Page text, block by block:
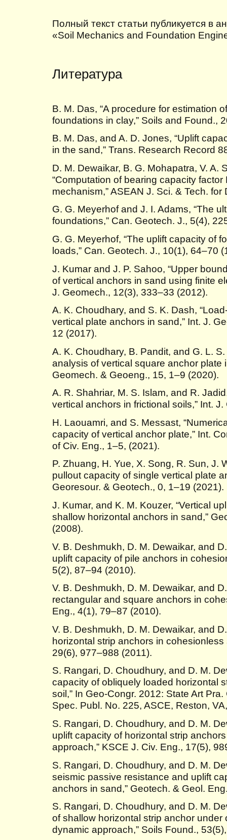
Полный текст статьи публикуется в
«Soil Mechanics and Foundation
Литература
B. M. Das, “A procedure for estimation
foundations in clay,” Soils and Found.,
B. M. Das, and A. D. Jones, “Uplift
in the sand,” Trans. Research Record
D. M. Dewaikar, B. G. Mohapatra, V. A.
“Computation of bearing capacity
mechanism,” ASEAN J. Sci. & Tech.
G. G. Meyerhof and J. I. Adams, “The
foundations,” Can. Geotech. J., 5(4),
G. G. Meyerhof, “The uplift capacity of
loads,” Can. Geotech. J., 10(1), 64–70
J. Kumar and J. P. Sahoo, “Upper
of vertical anchors in sand using finite
J. Geomech., 12(3), 333–33 (2012).
A. K. Choudhary, and S. K. Dash,
vertical plate anchors in sand,” Int. J.
12 (2017).
A. K. Choudhary, B. Pandit, and G. L.
analysis of vertical square anchor plate
Geomech. & Geoeng., 15, 1–9 (2020).
A. R. Shahriar, M. S. Islam, and R.
vertical anchors in frictional soils,” Int.
H. Laouamri, and S. Messast,
capacity of vertical anchor plate,” Int.
of Civ. Eng., 1–5, (2021).
P. Zhuang, H. Yue, X. Song, R. Sun, J.
pullout capacity of single vertical plate
Georesour. & Geotech., 0, 1–19 (2021).
J. Kumar, and K. M. Kouzer, “Vertical
shallow horizontal anchors in sand,”
(2008).
V. B. Deshmukh, D. M. Dewaikar, and
uplift capacity of pile anchors in
5(2), 87–94 (2010).
V. B. Deshmukh, D. M. Dewaikar, and
rectangular and square anchors in
Eng., 4(1), 79–87 (2010).
V. B. Deshmukh, D. M. Dewaikar, and
horizontal strip anchors in cohesionless
29(6), 977–988 (2011).
S. Rangari, D. Choudhury, and D. M.
capacity of obliquely loaded horizontal
soil,” In Geo-Congr. 2012: State Art
Spec. Publ. No. 225, ASCE, Reston,
S. Rangari, D. Choudhury, and D. M.
uplift capacity of horizontal strip
approach,” KSCE J. Civ. Eng., 17(5),
S. Rangari, D. Choudhury, and D. M.
seismic passive resistance and uplift
anchors in sand,” Geotech. & Geol.
S. Rangari, D. Choudhury, and D. M.
of shallow horizontal strip anchor
dynamic approach,” Soils Found.,